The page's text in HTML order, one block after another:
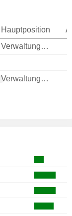
Hauptposition
Verwaltungsratsmitglied
Verwaltungsratsmitglied